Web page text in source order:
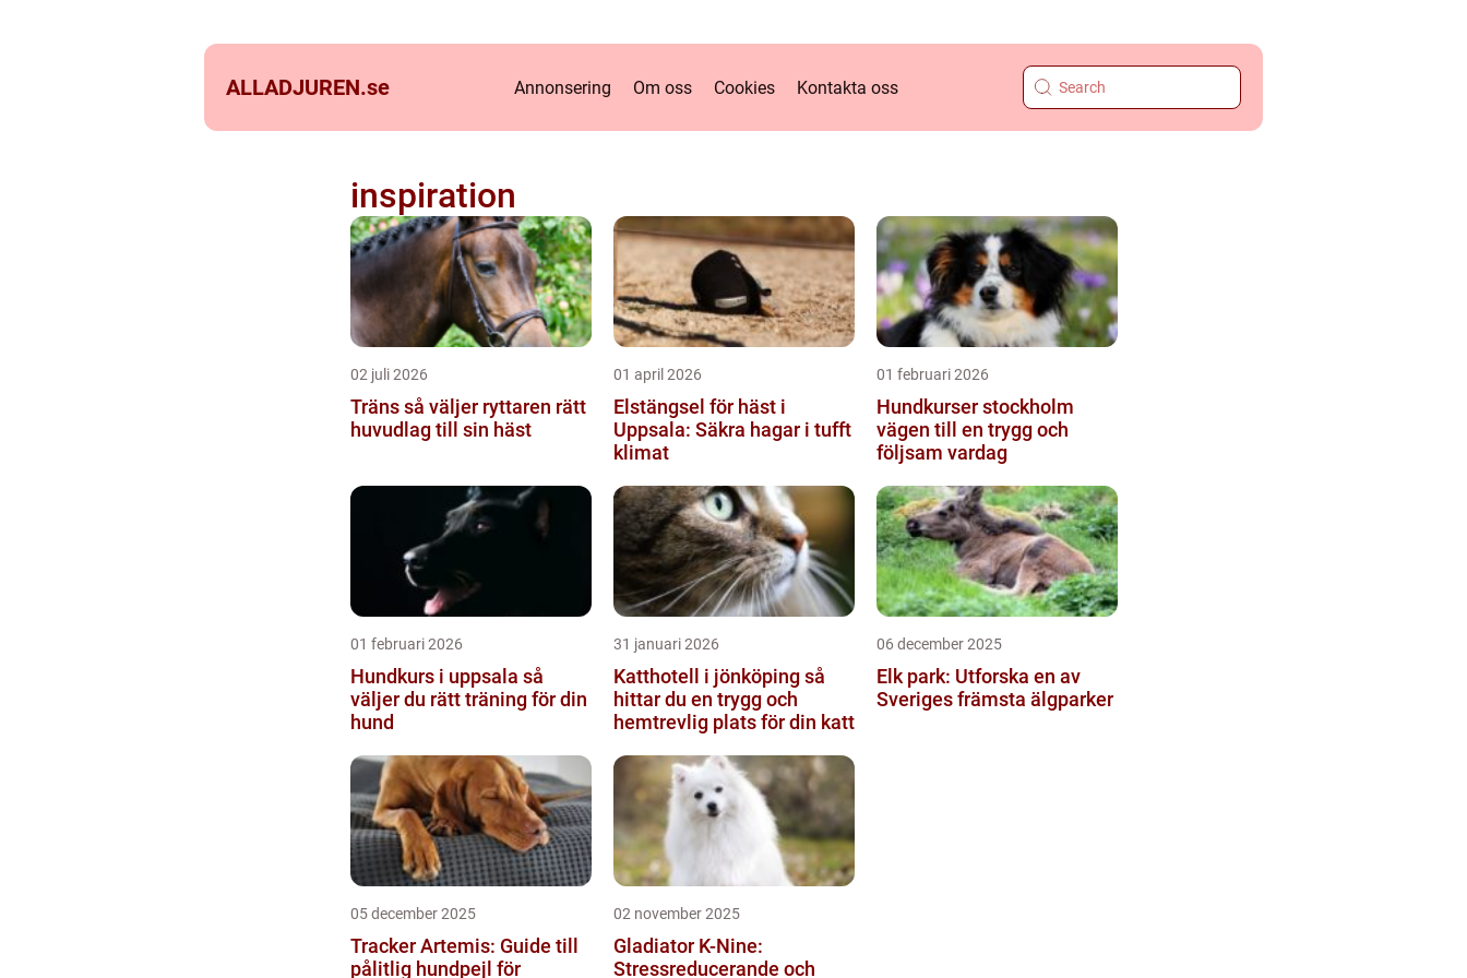
ALLADJUREN.se Annonsering Om oss Cookies Kontakta oss
inspiration
02 juli 2026
Träns så väljer ryttaren rätt
huvudlag till sin häst
01 april 2026
Elstängsel för häst i
Uppsala: Säkra hagar i tufft
klimat
01 februari 2026
Hundkurser stockholm
vägen till en trygg och
följsam vardag
01 februari 2026
Hundkurs i uppsala så
väljer du rätt träning för din
hund
31 januari 2026
Katthotell i jönköping så
hittar du en trygg och
hemtrevlig plats för din katt
06 december 2025
Elk park: Utforska en av
Sveriges främsta älgparker
05 december 2025
Tracker Artemis: Guide till
pålitlig hundpejl för
02 november 2025
Gladiator K-Nine:
Stressreducerande och